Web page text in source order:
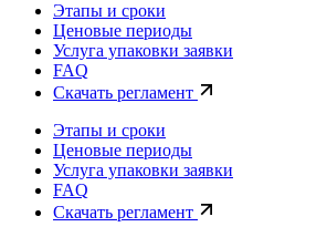
Этапы и сроки
Ценовые периоды
Услуга упаковки заявки
FAQ
Скачать регламент
Этапы и сроки
Ценовые периоды
Услуга упаковки заявки
FAQ
Скачать регламент